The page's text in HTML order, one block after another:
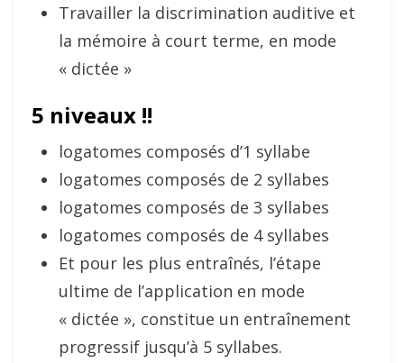
Travailler la discrimination auditive et
la mémoire à court terme, en mode
« dictée »
5 niveaux !!
logatomes composés d’1 syllabe
logatomes composés de 2 syllabes
logatomes composés de 3 syllabes
logatomes composés de 4 syllabes
Et pour les plus entraînés, l’étape
ultime de l’application en mode
« dictée », constitue un entraînement
progressif jusqu’à 5 syllabes.